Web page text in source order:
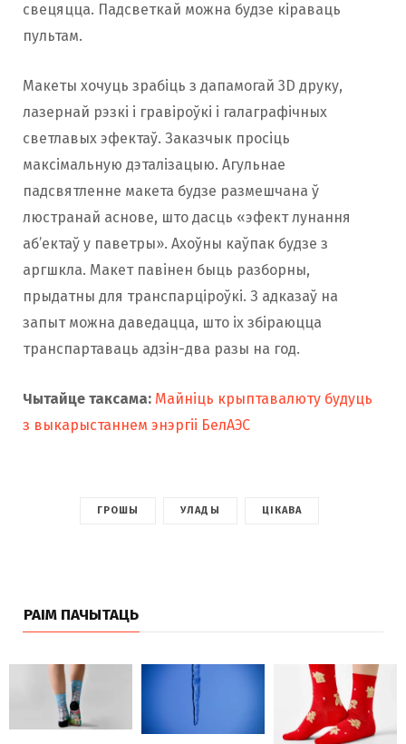
свецяцца. Падсветкай можна будзе кіраваць
пультам.
Макеты хочуць зрабіць з дапамогай 3D друку,
лазернай рэзкі і гравіроўкі і галаграфічных
светлавых эфектаў. Заказчык просіць
максімальную дэталізацыю. Агульнае
падсвятленне макета будзе размешчана ў
люстранай аснове, што дасць «эфект лунання
аб’ектаў у паветры». Ахоўны каўпак будзе з
аргшкла. Макет павінен быць разборны,
прыдатны для транспарціроўкі. З адказаў на
запыт можна даведацца, што іх збіраюцца
транспартаваць адзін-два разы на год.
Чытайце таксама: Майніць крыптавалюту будуць
з выкарыстаннем энэргіі БелАЭС
ГРОШЫ УЛАДЫ ЦІКАВА
РАІМ ПАЧЫТАЦЬ